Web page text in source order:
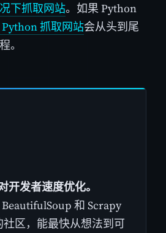
下抓取网站。如果 Python
抓取网站会从头到尾
。
开发者速度优化。
和 Scrapy
社区，能最快从想法到可